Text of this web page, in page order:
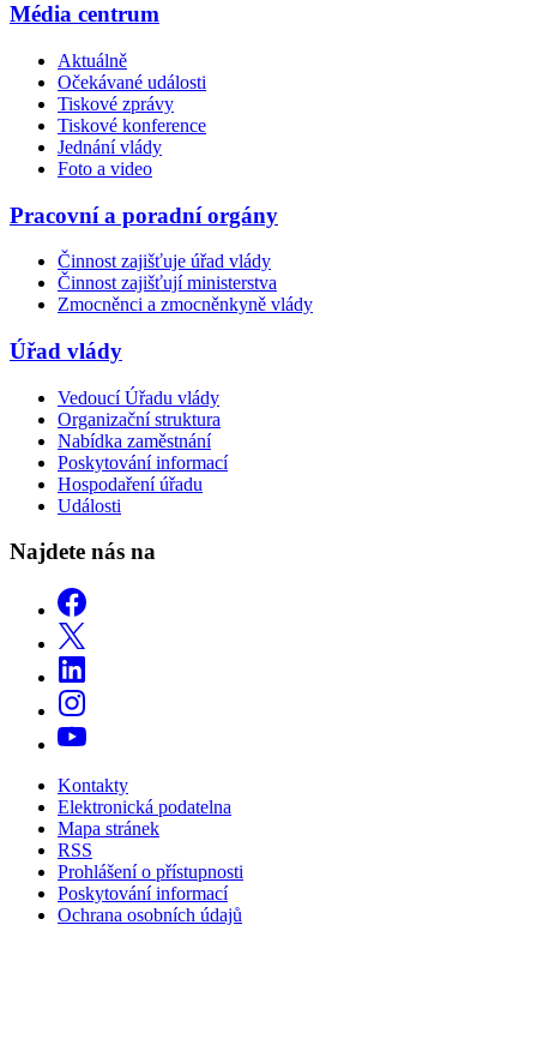
Média centrum
Aktuálně
Očekávané události
Tiskové zprávy
Tiskové konference
Jednání vlády
Foto a video
Pracovní a poradní orgány
Činnost zajišťuje úřad vlády
Činnost zajišťují ministerstva
Zmocněnci a zmocněnkyně vlády
Úřad vlády
Vedoucí Úřadu vlády
Organizační struktura
Nabídka zaměstnání
Poskytování informací
Hospodaření úřadu
Události
Najdete nás na
Kontakty
Elektronická podatelna
Mapa stránek
RSS
Prohlášení o přístupnosti
Poskytování informací
Ochrana osobních údajů